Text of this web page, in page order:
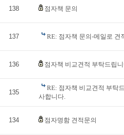
138 점자책 문의
137 RE: 점자책 문의-메일로 견
136 점자책 비교견적 부탁드립
135
RE: 점자책 비교견적 부탁
사합니다.
134 점자명함 견적문의